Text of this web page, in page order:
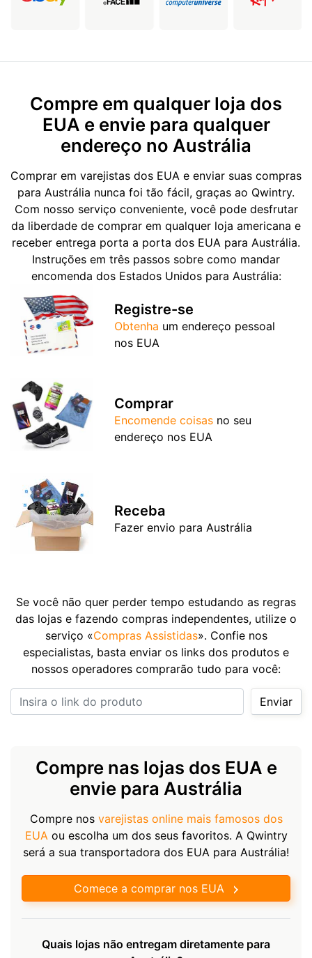
Compre em qualquer loja dos
EUA e envie para qualquer
endereço no Austrália
Comprar em varejistas dos EUA e enviar suas compras
para Austrália nunca foi tão fácil, graças ao Qwintry.
Com nosso serviço conveniente, você pode desfrutar
da liberdade de comprar em qualquer loja americana e
receber entrega porta a porta dos EUA para Austrália.
Instruções em três passos sobre como mandar
encomenda dos Estados Unidos para Austrália:
Registre-se
Obtenha um endereço pessoal
nos EUA
Comprar
Encomende coisas no seu
endereço nos EUA
Receba
Fazer envio para Austrália
Se você não quer perder tempo estudando as regras
das lojas e fazendo compras independentes, utilize o
serviço «Compras Assistidas». Confie nos
especialistas, basta enviar os links dos produtos e
nossos operadores comprarão tudo para você:
Insira o link do produto
Enviar
Compre nas lojas dos EUA e
envie para Austrália
Compre nos varejistas online mais famosos dos
EUAou escolha um dos seus favoritos. A Qwintry
será a sua transportadora dos EUA para Austrália!
Comece a comprar nos EUA
Quais lojas não entregam diretamente para